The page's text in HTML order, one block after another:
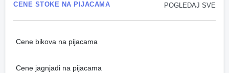
POGLEDAJ SVE
CENE STOKE NA PIJACAMA
Cene bikova na pijacama
Cene jagnjadi na pijacama